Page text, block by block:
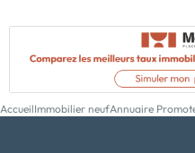
AccueilImmobilier neufAnnuaire